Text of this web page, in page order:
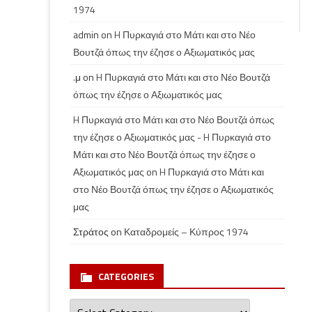
1974
admin onH Πυρκαγιά στο Μάτι και στο Νέο
Βουτζά όπως την έζησε ο Αξιωματικός μας
.μ onH Πυρκαγιά στο Μάτι και στο Νέο Βουτζά
όπως την έζησε ο Αξιωματικός μας
H Πυρκαγιά στο Μάτι και στο Νέο Βουτζά όπως
την έζησε ο Αξιωματικός μας - H Πυρκαγιά στο
Μάτι και στο Νέο Βουτζά όπως την έζησε ο
Αξιωματικός μας onH Πυρκαγιά στο Μάτι και
στο Νέο Βουτζά όπως την έζησε ο Αξιωματικός
μας
Στράτος on Καταδρομείς – Κύπρος 1974
CATEGORIES
Categories